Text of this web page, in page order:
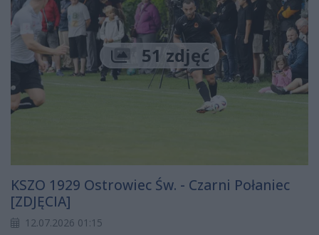
51 zdjęć
KSZO 1929 Ostrowiec Św. - Czarni Połaniec
[ZDJĘCIA]
12.07.2026 01:15